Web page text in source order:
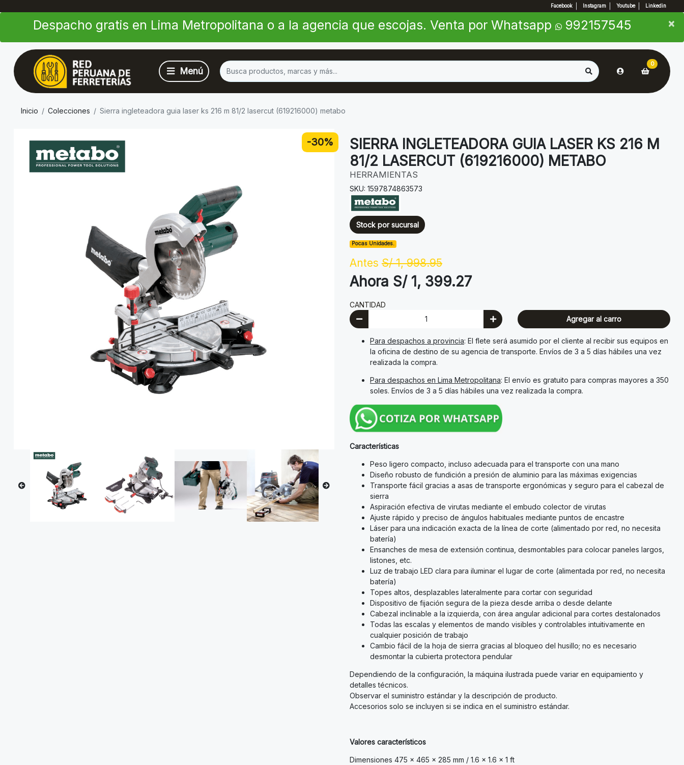
Facebook Instagram Youtube Linkedin
Despacho gratis en Lima Metropolitana o a la agencia que escojas. Venta por Whatsapp 992157545 ×
×
0
Inicio Colecciones Sierra ingleteadora guia laser ks 216 m 81/2 lasercut (619216000) metabo
-30%
SIERRA INGLETEADORA GUIA LASER KS 216 M
81/2 LASERCUT (619216000) METABO
HERRAMIENTAS
SKU: 1597874863573
Stock por sucursal
Pocas Unidades.
Antes S/ 1, 998.95
Ahora S/ 1, 399.27
CANTIDAD
Agregar al carro
Para despachos a provincia: El flete será asumido por el cliente al recibir sus equipos en
la oficina de destino de su agencia de transporte. Envíos de 3 a 5 días hábiles una vez
realizada la compra.
Para despachos en Lima Metropolitana: El envío es gratuito para compras mayores a 350
soles. Envíos de 3 a 5 días hábiles una vez realizada la compra.
Características
Peso ligero compacto, incluso adecuada para el transporte con una mano
Diseño robusto de fundición a presión de aluminio para las máximas exigencias
Transporte fácil gracias a asas de transporte ergonómicas y seguro para el cabezal de
sierra
Aspiración efectiva de virutas mediante el embudo colector de virutas
Ajuste rápido y preciso de ángulos habituales mediante puntos de encastre
Láser para una indicación exacta de la línea de corte (alimentado por red, no necesita
batería)
Ensanches de mesa de extensión continua, desmontables para colocar paneles largos,
listones, etc.
Luz de trabajo LED clara para iluminar el lugar de corte (alimentada por red, no necesita
batería)
Topes altos, desplazables lateralmente para cortar con seguridad
Dispositivo de fijación segura de la pieza desde arriba o desde delante
Cabezal inclinable a la izquierda, con área angular adicional para cortes destalonados
Todas las escalas y elementos de mando visibles y controlables intuitivamente en
cualquier posición de trabajo
Cambio fácil de la hoja de sierra gracias al bloqueo del husillo; no es necesario
desmontar la cubierta protectora pendular
Dependiendo de la configuración, la máquina ilustrada puede variar en equipamiento y
detalles técnicos.
Observar el suministro estándar y la descripción de producto.
Accesorios solo se incluyen si se indica en el suministro estándar.
Valores característicos
Dimensiones 475 x 465 x 285 mm / 1.6 x 1.6 x 1 ft